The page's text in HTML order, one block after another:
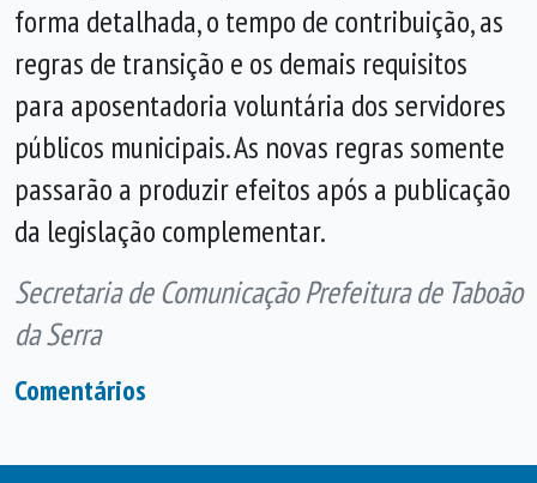
forma detalhada, o tempo de contribuição, as
regras de transição e os demais requisitos
para aposentadoria voluntária dos servidores
públicos municipais. As novas regras somente
passarão a produzir efeitos após a publicação
da legislação complementar.
Secretaria de Comunicação Prefeitura de Taboão
da Serra
Comentários